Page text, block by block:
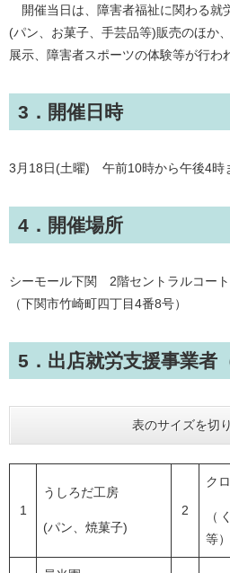
開催当日は、障害者福祉に関わる就
(パン、お菓子、手芸品等)販売のほか
展示、障害者スポーツの体験等が行わ
3．開催日時
3月18日(土曜) 午前10時から午後4時
4．開催場所
シーモール下関 2階セントラルコー
（下関市竹崎町四丁目4番8号）
5．出店就労支援事業者
表のサイズを切
1
うしろだ工房
(パン、焼菓子)
2
ク
（
等）